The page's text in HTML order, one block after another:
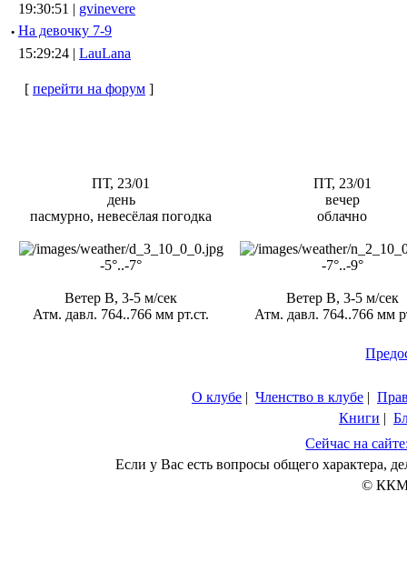
19:30:51 | gvinevere
· Hа девочку 7-9
15:29:24 | LauLana
[ перейти на форум ]
ПТ, 23/01
день
пасмурно, невесёлая погодка
-5°..-7°
Ветер В, 3-5 м/сек
Атм. давл. 764..766 мм рт.ст.
ПТ, 23/01
вечер
облачно
-7°..-9°
Ветер В, 3-5 м/сек
Атм. давл. 764..766 мм
О клубе | Членство в клубе |
Книги |
Сейчас на
Если у Вас есть вопросы общего характера,
© ККМ